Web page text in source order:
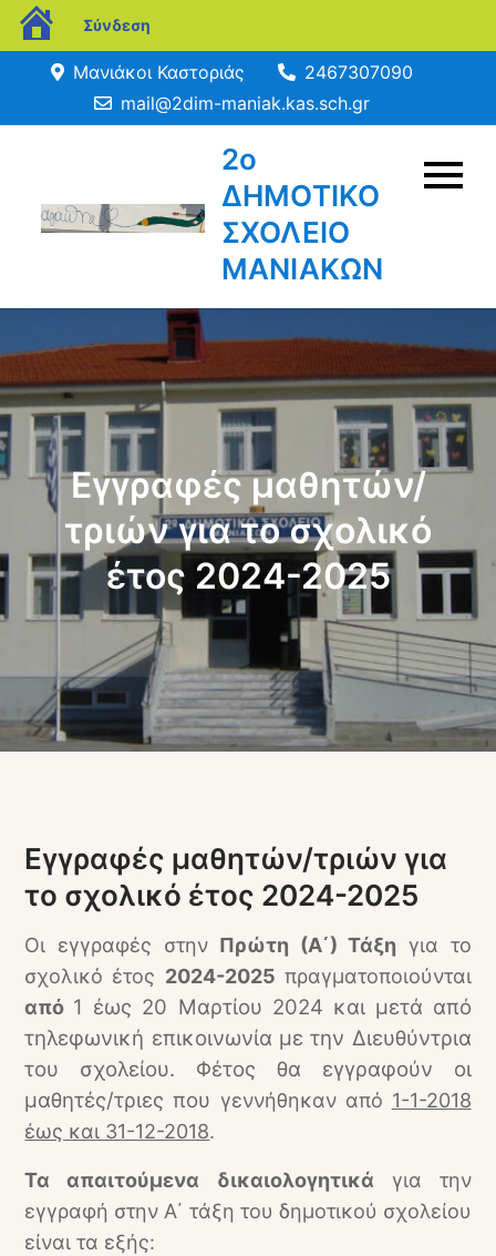
blogs.sch.gr
Σύνδεση
Μετάβαση
περιεχόμενο
Μανιάκοι Καστοριάς
2467307090
mail@2dim-maniak.kas.sch.gr
2ο
ΔΗΜΟΤΙΚΟ
ΣΧΟΛΕΙΟ
ΜΑΝΙΑΚΩΝ
Εγγραφές μαθητών/
τριών για το σχολικό
έτος 2024-2025
Εγγραφές μαθητών/τριών για
το σχολικό έτος 2024-2025
Οι εγγραφές στην Πρώτη (Α΄) Τάξη για το
σχολικό έτος 2024-2025 πραγματοποιούνται
από 1 έως 20 Μαρτίου 2024 και μετά από
τηλεφωνική επικοινωνία με την Διευθύντρια
του σχολείου. Φέτος θα εγγραφούν οι
μαθητές/τριες που γεννήθηκαν από 1-1-2018
έως και 31-12-2018.
Τα απαιτούμενα δικαιολογητικά για την
εγγραφή στην Α΄ τάξη του δημοτικού σχολείου
είναι τα εξής: